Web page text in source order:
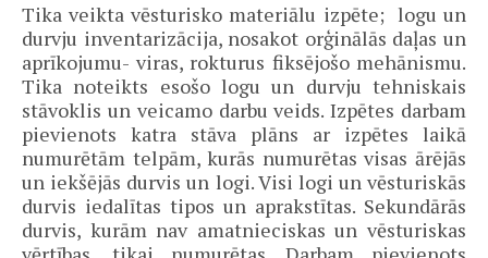
Tika veikta vēsturisko materiālu izpēte; logu un
durvju inventarizācija, nosakot orģinālās daļas un
aprīkojumu- viras, rokturus fiksējošo mehānismu.
Tika noteikts esošo logu un durvju tehniskais
stāvoklis un veicamo darbu veids. Izpētes darbam
pievienots katra stāva plāns ar izpētes laikā
numurētām telpām, kurās numurētas visas ārējās
un iekšējās durvis un logi. Visi logi un vēsturiskās
durvis iedalītas tipos un aprakstītas. Sekundārās
durvis, kurām nav amatnieciskas un vēsturiskas